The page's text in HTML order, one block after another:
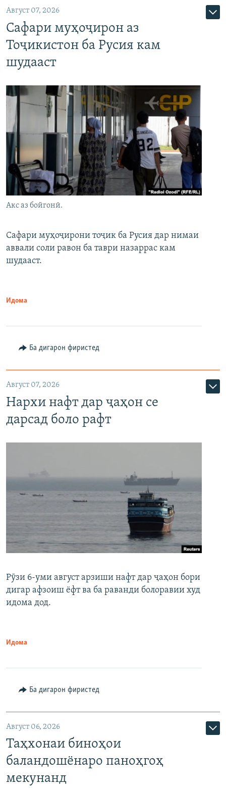
Август 07, 2026
Сафари муҳоҷирон аз
Тоҷикистон ба Русия кам
шудааст
Акс аз бойгонӣ.
Сафари муҳоҷирони тоҷик ба Русия дар нимаи
аввали соли равон ба таври назаррас кам
шудааст.
Идома
Ба дигарон фиристед
Август 07, 2026
Нархи нафт дар ҷаҳон се
дарсад боло рафт
Рӯзи 6-уми август арзиши нафт дар ҷаҳон бори
дигар афзоиш ёфт ва ба раванди болоравии худ
идома дод.
Идома
Ба дигарон фиристед
Август 06, 2026
Таҳхонаи биноҳои
баландошёнаро паноҳгоҳ
мекунанд